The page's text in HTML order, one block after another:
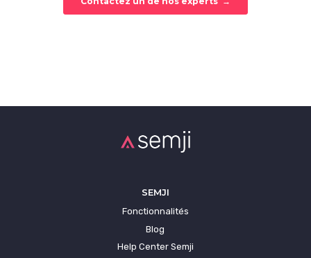
SEMJI
Fonctionnalités
Blog
Help Center Semji